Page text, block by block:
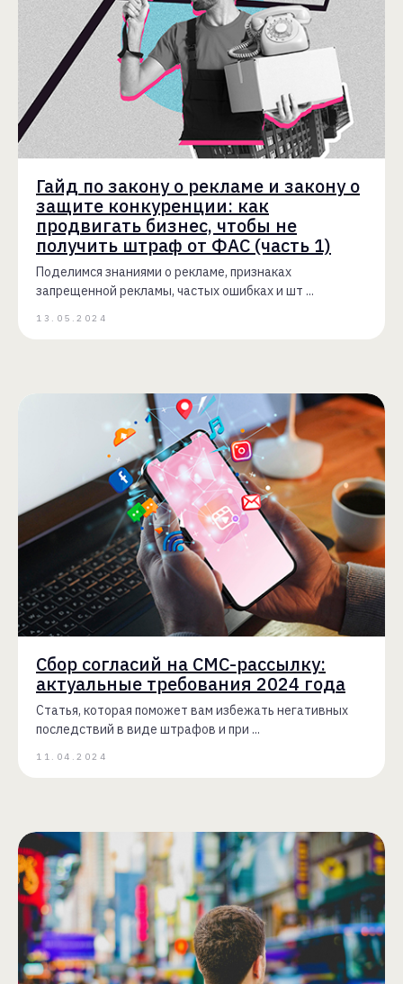
Гайд по закону о рекламе и закону о
защите конкуренции: как
продвигать бизнес, чтобы не
получить штраф от ФАС (часть 1)
Поделимся знаниями о рекламе, признаках
запрещенной рекламы, частых ошибках и шт ...
13.05.2024
Сбор согласий на СМС-рассылку:
актуальные требования 2024 года
Cтатья, которая поможет вам избежать негативных
последствий в виде штрафов и при ...
11.04.2024